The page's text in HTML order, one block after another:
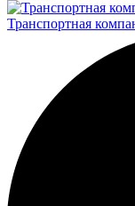
Транспортная